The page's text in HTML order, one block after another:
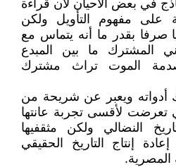
في بعض الأحيان لأن قراءة
على مفهوم التأويل ولكن
صرفا بقدر ما أنه يتماس مع
المشترك ما بين المبدع
الموت تراث مشترك
أدواته ويعبر عن شريحة من
تعرضت لأقسى تجربة عانتها
النضالي ولكن مثقفيها
إنتاج التاريخ الحقيقي
المصرية.